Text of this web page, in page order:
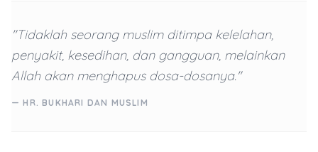
"Tidaklah seorang muslim ditimpa kelelahan,
penyakit, kesedihan, dan gangguan, melainkan
Allah akan menghapus dosa-dosanya."
— HR. BUKHARI DAN MUSLIM